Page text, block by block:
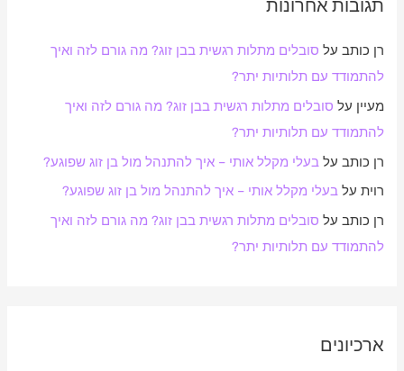
תגובות אחרונות
רן כותב על סובלים מתלות רגשית בבן זוג? מה גורם לזה ואיך
להתמודד עם תלותיות יתר?
מעיין על סובלים מתלות רגשית בבן זוג? מה גורם לזה ואיך
להתמודד עם תלותיות יתר?
רן כותב עלבעלי מקלל אותי – איך להתנהל מול בן זוג שפוגע?
רוית עלבעלי מקלל אותי – איך להתנהל מול בן זוג שפוגע?
רן כותב על סובלים מתלות רגשית בבן זוג? מה גורם לזה ואיך
להתמודד עם תלותיות יתר?
ארכיונים